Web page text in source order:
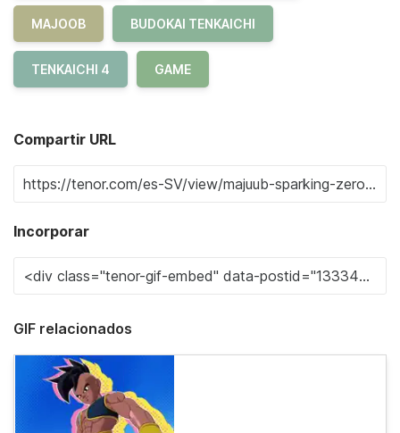
MAJOOB BUDOKAI TENKAICHI
TENKAICHI 4 GAME
Compartir URL
Incorporar
GIF relacionados